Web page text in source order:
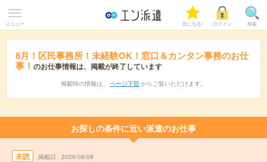
メニュー 気になる! ログイン 検索
8月！区民事務所！未経験OK！窓口＆カンタン事務のお仕
事！ のお仕事情報は、掲載が終了しています
掲載時の情報は、 ページ下部 からご覧いただけます。
お探しの条件に近い派遣のお仕事
未読 掲載日 2026/08/09